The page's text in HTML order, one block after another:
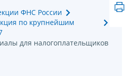
ФНС России
по крупнейшим
для налогоплательщиков